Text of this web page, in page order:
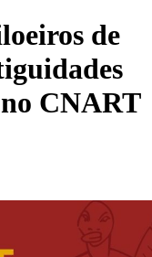
de
CNART